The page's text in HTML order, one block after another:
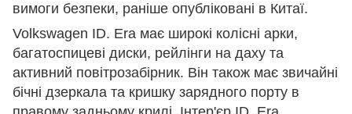
вимоги безпеки, раніше опубліковані в Китаї.
Volkswagen ID. Era має широкі колісні арки,
багатоспицеві диски, рейлінги на даху та
активний повітрозабірник. Він також має звичайні
бічні дзеркала та кришку зарядного порту в